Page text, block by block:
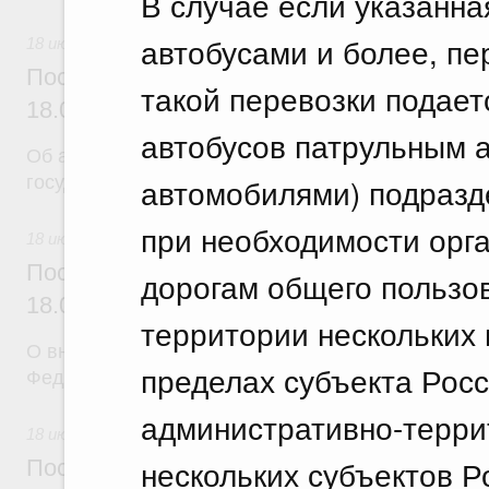
автобусами и более,
такой перевозки
автобусов
автомобилями)
при необходимости
дорогам общего
территории
пределах субъекта
административно-
нескольких субъектов
Постановление Правительства
18.07.2026 г. № 904
Об авансировании
государственных контрактов
Постановление Правительства
18.07.2026 г. № 909
О внесении изменения в постановление
Федерации от 17 февраля 2024 г. № 179
Постановление Правительства